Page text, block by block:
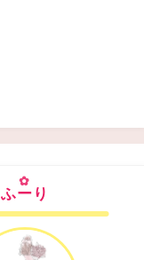
ふーり